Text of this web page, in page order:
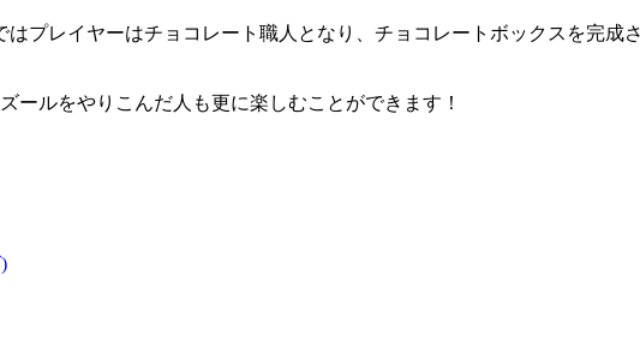
プレイヤーはチョコレート職人となり、チョコレートボックスを完
ールをやりこんだ人も更に楽しむことができます！